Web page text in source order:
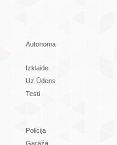
Autonoma
Izklaide
Uz Ūdens
Testi
Policija
Garāžā